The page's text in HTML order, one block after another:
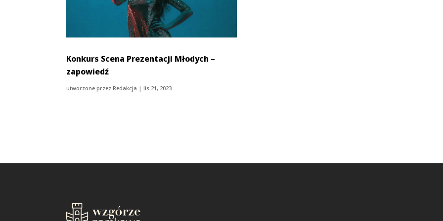
Konkurs Scena Prezentacji Młodych –
zapowiedź
utworzone przezRedakcja |lis 21, 2023